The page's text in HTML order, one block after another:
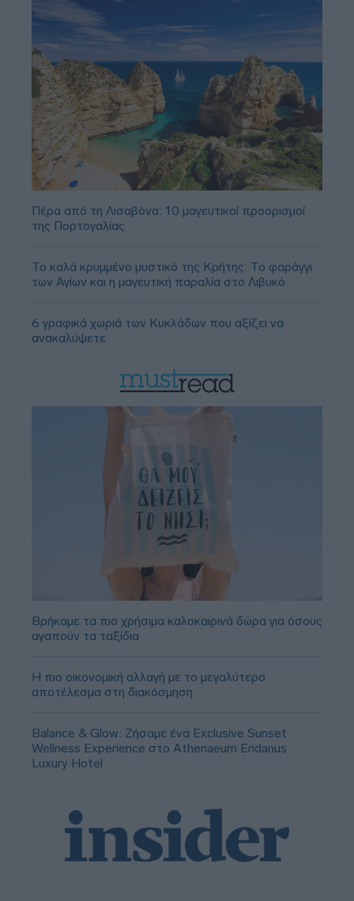
Πέρα από τη Λισαβόνα: 10 μαγευτικοί προορισμοί
της Πορτογαλίας
Το καλά κρυμμένο μυστικό της Κρήτης: Το φαράγγι
των Αγίων και η μαγευτική παραλία στο Λιβυκό
6 γραφικά χωριά των Κυκλάδων που αξίζει να
ανακαλύψετε
Βρήκαμε τα πιο χρήσιμα καλοκαιρινά δώρα για όσους
αγαπούν τα ταξίδια
Η πιο οικονομική αλλαγή με το μεγαλύτερο
αποτέλεσμα στη διακόσμηση
Balance & Glow: Ζήσαμε ένα Exclusive Sunset
Wellness Experience στο Athenaeum Eridanus
Luxury Hotel